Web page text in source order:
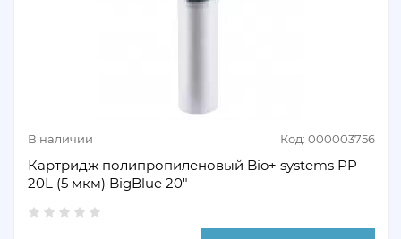
В наличии Код: 000003756
Картридж полипропиленовый Bio+ systems PP-
20L (5 мкм) BigBlue 20"